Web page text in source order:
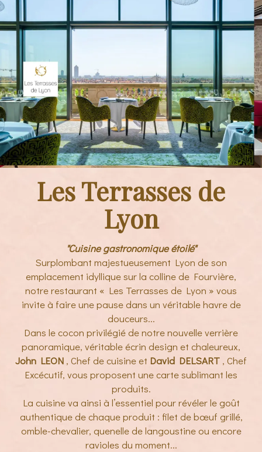
Les Terrasses de
Lyon
"Cuisine gastronomique étoilé"
Surplombant majestueusement Lyon de son
emplacement idyllique sur la colline de Fourvière,
notre restaurant « Les Terrasses de Lyon » vous
invite à faire une pause dans un véritable havre de
douceurs...
Dans le cocon privilégié de notre nouvelle verrière
panoramique, véritable écrin design et chaleureux,
John LEON , Chef de cuisine et David DELSART , Chef
Excécutif, vous proposent une carte sublimant les
produits.
La cuisine va ainsi à l’essentiel pour révéler le goût
authentique de chaque produit : filet de bœuf grillé,
omble-chevalier, quenelle de langoustine ou encore
ravioles du moment...